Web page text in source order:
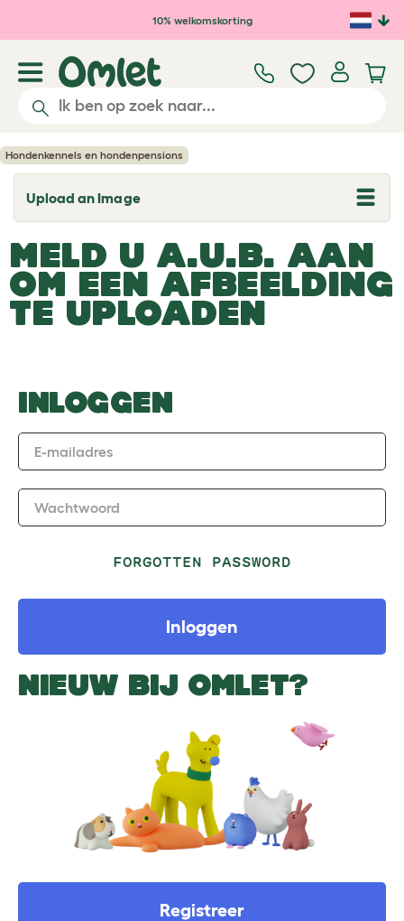
Ga naar de hoofdinhoud
10% welkomskorting
Hondenkennels en hondenpensions
Upload an Image
T
o
g
l
e
d
r
n
MELD U A.U.B. AAN
OM EEN AFBEELDING
TE UPLOADEN
INLOGGEN
E-mailadres
Wachtwoord
FORGOTTEN PASSWORD
Inloggen
NIEUW BIJ OMLET?
Registreer